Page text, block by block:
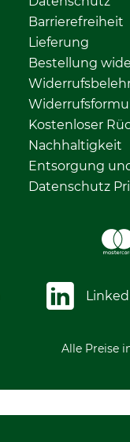
Barrierefreiheit
Lieferung
Bestellung
Kostenloser
Nachhaltigkeit
Entsorgung
Datenschutz
Alle Preise